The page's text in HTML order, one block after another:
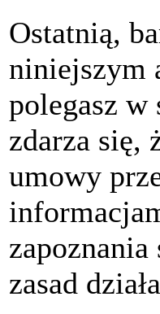
Ostatnią,
niniejszym
polegasz w
zdarza się,
umowy
zasad